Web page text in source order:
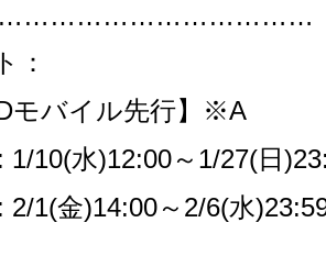
：
モバイル先行】※A
: 1/10(水)12:00～ 1/27(日
: 2/1(金)14:00～ 2/6(水